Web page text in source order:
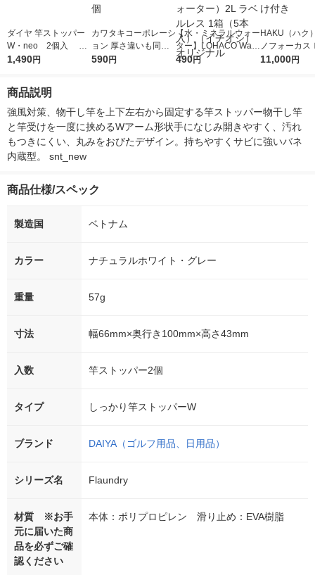
ダイヤ 竿ストッパー
W・neo 2個入 1
セット（6個：2個入×
1,490円
カワタキコーポレーシ
ョン 厚さ違いも同時
にはさめるピンチ 10
590円
【水・ミネラルウォー
ター】LOHACO Wate
r（ロハコウォータ
490円
HAKU（ハ
ノフォーカ
5ｇ 資生堂
11,000円
商品説明
強風対策、物干し竿を上下左右から固定する竿ストッパー物干し竿
と竿受けを一度に挟めるWアーム形状手になじみ開きやすく、汚れ
もつきにくい、丸みをおびたデザイン。持ちやすくサビに強いバネ
内蔵型。 snt_new
商品仕様/スペック
製造国 ベトナム
カラー ナチュラルホワイト・グレー
重量 57g
寸法 幅66mm×奥行き100mm×高さ43mm
入数 竿ストッパー2個
タイプ しっかり竿ストッパーW
ブランド DAIYA（ゴルフ用品、日用品）
シリーズ名 Flaundry
材質 ※お手
元に届いた商
品を必ずご確
認ください
本体：ポリプロピレン 滑り止め：EVA樹脂